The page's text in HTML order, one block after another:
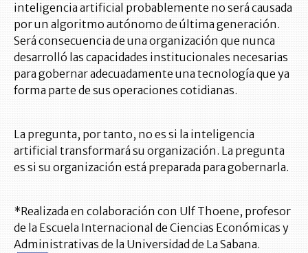
inteligencia artificial probablemente no será causada
por un algoritmo autónomo de última generación.
Será consecuencia de una organización que nunca
desarrolló las capacidades institucionales necesarias
para gobernar adecuadamente una tecnología que ya
forma parte de sus operaciones cotidianas.
La pregunta, por tanto, no es si la inteligencia
artificial transformará su organización. La pregunta
es si su organización está preparada para gobernarla.
*Realizada en colaboración con Ulf Thoene, profesor
de la Escuela Internacional de Ciencias Económicas y
Administrativas de la Universidad de La Sabana.